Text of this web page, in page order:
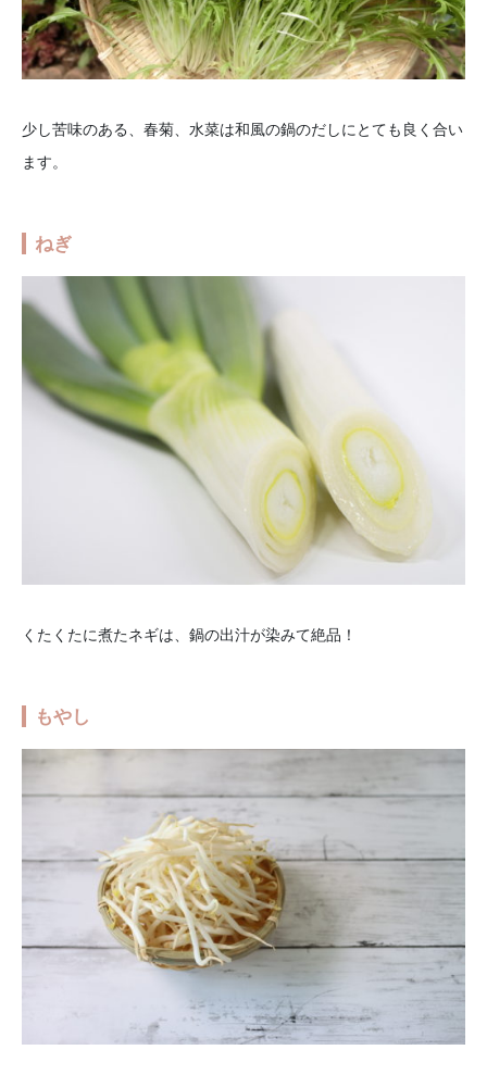
少し苦味のある、春菊、水菜は和風の鍋のだしにとても良く合い
ます。
ねぎ
くたくたに煮たネギは、鍋の出汁が染みて絶品！
もやし